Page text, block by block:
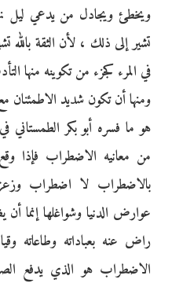
ويخطئ ويجادل من يدعي ليل
تشير إلى ذلك ، لأن الثقة
في المرء كجزء من تكوينه منها
ومنها أن تكون شديد الاطمئنان
هو ما فسره أبو بكر
من معانيه الاضطراب
بالاضطراب لا اضطراب
عوارض الدنيا وشواغلها إنما
راض عنه بعباداته وطاعاته
الاضطراب هو الذي يدفع